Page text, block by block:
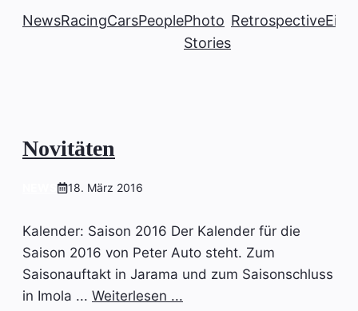
NewsRacingCarsPeoplePhoto
Stories
Retrospective
Novitäten
18. März 2016
Kalender: Saison 2016 Der Kalender für die
Saison 2016 von Peter Auto steht. Zum
Saisonauftakt in Jarama und zum Saisonschluss
in Imola ... Weiterlesen ...